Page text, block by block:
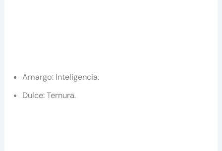
Amargo: Inteligencia.
Dulce: Ternura.